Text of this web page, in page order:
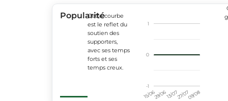
PopularitéCette courbe
est le reflet du
soutien des
supporters,
avec ses temps
forts et ses
temps creux.
15/0629/0613/0727/0709/08
-1
0
1